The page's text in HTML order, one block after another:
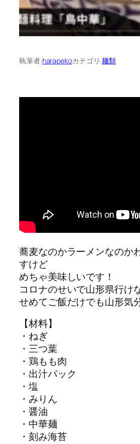
執筆者:harapekoカテゴリ:麺類
蕎麦なのかラーメンなのか
すけど
めちゃ美味しいです！
コロナのせいで山形県行け
せめてご飯だけでも山形気
【材料】
・ねぎ
・三つ葉
・鶏もも肉
・出汁パック
・塩
・みりん
・醤油
・中華麺
・刻み海苔